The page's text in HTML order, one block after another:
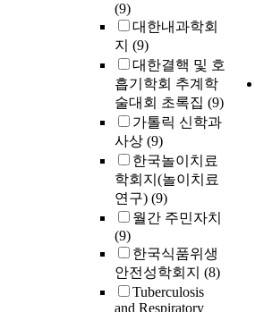
(9)
대한내과학회
지 (9)
대한결핵 및 호
흡기학회 추계학
술대회 초록집 (9)
가톨릭 신학과
사상 (9)
한국놀이치료
학회지(놀이치료
연구) (9)
월간 주민자치
(9)
한국식품위생
안전성학회지 (8)
Tuberculosis
and Respiratory